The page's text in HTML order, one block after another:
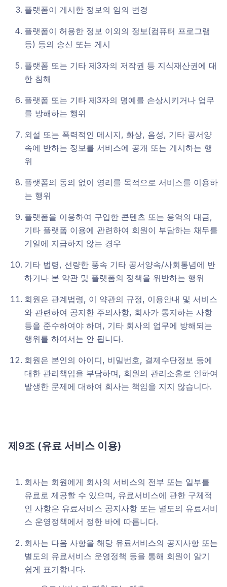
플랫폼이 게시한 정보의 임의 변경
플랫폼이 허용한 정보 이외의 정보(컴퓨터 프로그램
등) 등의 송신 또는 게시
플랫폼 또는 기타 제3자의 저작권 등 지식재산권에 대
한 침해
플랫폼 또는 기타 제3자의 명예를 손상시키거나 업무
를 방해하는 행위
외설 또는 폭력적인 메시지, 화상, 음성, 기타 공서양
속에 반하는 정보를 서비스에 공개 또는 게시하는 행
위
플랫폼의 동의 없이 영리를 목적으로 서비스를 이용하
는 행위
플랫폼을 이용하여 구입한 콘텐츠 또는 용역의 대금,
기타 플랫폼 이용에 관련하여 회원이 부담하는 채무를
기일에 지급하지 않는 경우
기타 법령, 선량한 풍속 기타 공서양속/사회통념에 반
하거나 본 약관 및 플랫폼의 정책을 위반하는 행위
회원은 관계법령, 이 약관의 규정, 이용안내 및 서비스
와 관련하여 공지한 주의사항, 회사가 통지하는 사항
등을 준수하여야 하며, 기타 회사의 업무에 방해되는
행위를 하여서는 안 됩니다.
회원은 본인의 아이디, 비밀번호, 결제수단정보 등에
대한 관리책임을 부담하며, 회원의 관리소홀로 인하여
발생한 문제에 대하여 회사는 책임을 지지 않습니다.
제9조 (유료 서비스 이용)
회사는 회원에게 회사의 서비스의 전부 또는 일부를
유료로 제공할 수 있으며, 유료서비스에 관한 구체적
인 사항은 유료서비스 공지사항 또는 별도의 유료서비
스 운영정책에서 정한 바에 따릅니다.
회사는 다음 사항을 해당 유료서비스의 공지사항 또는
별도의 유료서비스 운영정책 등을 통해 회원이 알기
쉽게 표기합니다.